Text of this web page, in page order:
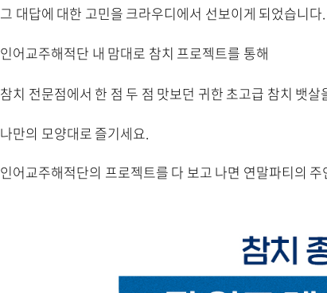
그 대답에 대한 고민을 크라우디에서 선보이게 되었습니다.
인어교주해적단 내 맘대로 참치 프로젝트를 통해
참치 전문점에서 한 점 두 점 맛보던 귀한 초고급 참치 뱃살
나만의 모양대로 즐기세요.
인어교주해적단의 프로젝트를 다 보고 나면 연말파티의